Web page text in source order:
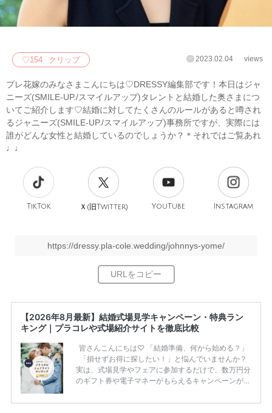
♡154 クリップ 2023.02.04 views
プレ花嫁のみなさまこんにちは♡DRESSY編集部です！本日はジャ
ニーズ(SMILE-UP./スマイルアップ)タレントと結婚した奥さまにつ
いてご紹介します♡結婚に対してたくさんのルールがあると噂され
るジャニーズ(SMILE-UP./スマイルアップ)事務所ですが、実際には
誰がどんな女性と結婚しているのでしょうか？＊それではご覧あれ
♩♩
TikTok Ｘ(旧Twitter) YouTube Instagram
https://dressy.pla-cole.wedding/johnnys-yome/
【2026年8月最新】結婚式場見学キャンペーン・特典ラン
キング｜プラコレや式場紹介サイトを徹底比較
皆さんこんにちは♡ 「結婚準備、何から始める？」
「損せずお得に探したい！」と悩んでいませんか？
実は、式場見学やフェアに参加するだけで、数万円分
のギフト券や電子マネーがもらえるキャンペーンがあ
ため、比較せずに選ぶと損をしてしまうことも……。